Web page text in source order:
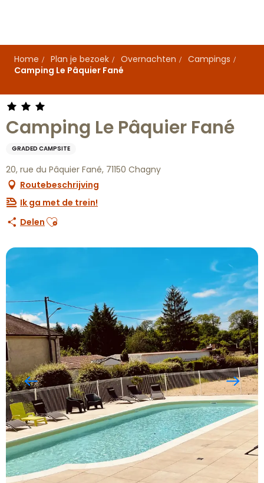
principal
Home
Plan je bezoek Overnachten
Campings
Camping Le Pâquier Fané
Camping Le Pâquier Fané
GRADED CAMPSITE
20, rue du Pâquier Fané, 71150 Chagny
Routebeschrijving
Ik ga met de trein!
Delen Ajouter aux favoris